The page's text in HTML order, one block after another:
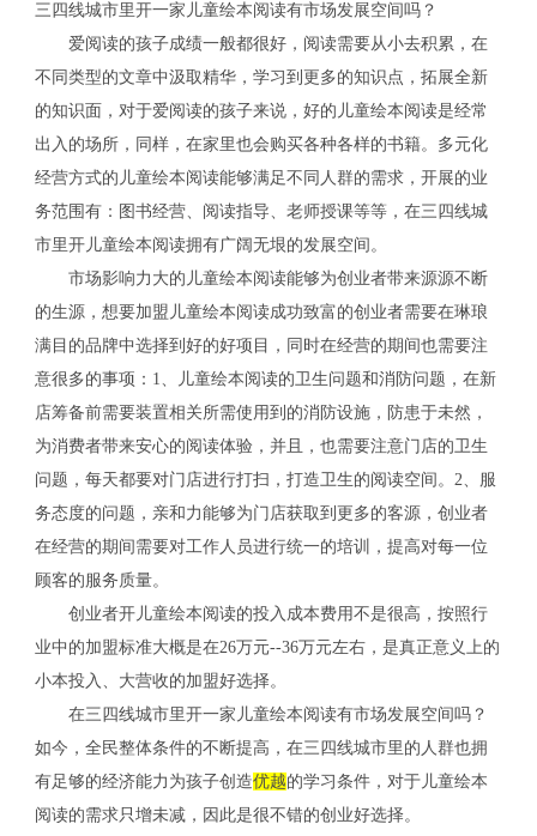
三四线城市里开一家儿童绘本阅读有市场发展空间吗？
爱阅读的孩子成绩一般都很好，阅读需要从小去积累，在
不同类型的文章中汲取精华，学习到更多的知识点，拓展全新
的知识面，对于爱阅读的孩子来说，好的儿童绘本阅读是经常
出入的场所，同样，在家里也会购买各种各样的书籍。多元化
经营方式的儿童绘本阅读能够满足不同人群的需求，开展的业
务范围有：图书经营、阅读指导、老师授课等等，在三四线城
市里开儿童绘本阅读拥有广阔无垠的发展空间。
市场影响力大的儿童绘本阅读能够为创业者带来源源不断
的生源，想要加盟儿童绘本阅读成功致富的创业者需要在琳琅
满目的品牌中选择到好的好项目，同时在经营的期间也需要注
意很多的事项：1、儿童绘本阅读的卫生问题和消防问题，在新
店筹备前需要装置相关所需使用到的消防设施，防患于未然，
为消费者带来安心的阅读体验，并且，也需要注意门店的卫生
问题，每天都要对门店进行打扫，打造卫生的阅读空间。2、服
务态度的问题，亲和力能够为门店获取到更多的客源，创业者
在经营的期间需要对工作人员进行统一的培训，提高对每一位
顾客的服务质量。
创业者开儿童绘本阅读的投入成本费用不是很高，按照行
业中的加盟标准大概是在26万元--36万元左右，是真正意义上的
小本投入、大营收的加盟好选择。
在三四线城市里开一家儿童绘本阅读有市场发展空间吗？
如今，全民整体条件的不断提高，在三四线城市里的人群也拥
有足够的经济能力为孩子创造优越的学习条件，对于儿童绘本
阅读的需求只增未减，因此是很不错的创业好选择。